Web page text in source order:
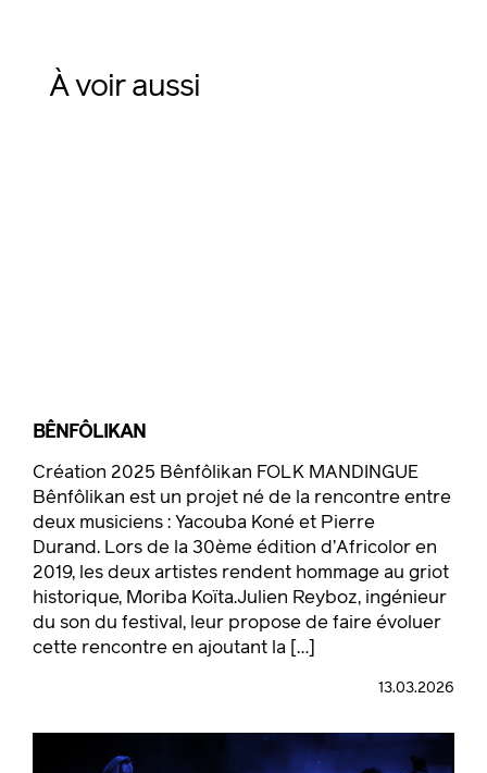
À voir aussi
BÊNFÔLIKAN
Création 2025 Bênfôlikan FOLK MANDINGUE
Bênfôlikan est un projet né de la rencontre entre
deux musiciens : Yacouba Koné et Pierre
Durand. Lors de la 30ème édition d’Africolor en
2019, les deux artistes rendent hommage au griot
historique, Moriba Koïta.Julien Reyboz, ingénieur
du son du festival, leur propose de faire évoluer
cette rencontre en ajoutant la […]
13.03.2026